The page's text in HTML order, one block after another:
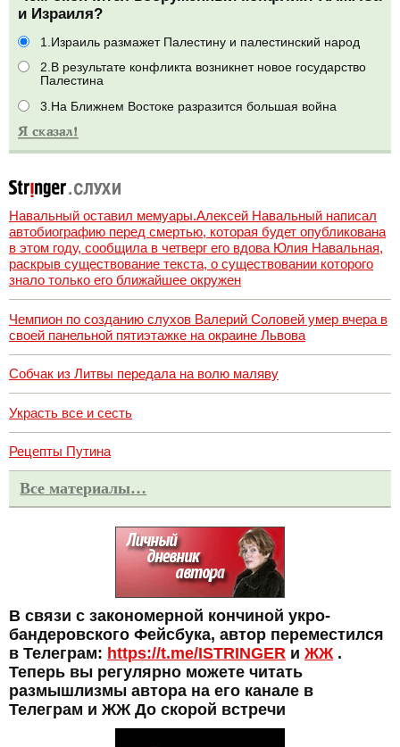
и Израиля?
1.Израиль размажет Палестину и палестинский народ
2.В результате конфликта возникнет новое государство
Палестина
3.На Ближнем Востоке разразится большая война
Навальный оставил мемуары.Алексей Навальный написал
автобиографию перед смертью, которая будет опубликована
в этом году, сообщила в четверг его вдова Юлия Навальная,
раскрыв существование текста, о существовании которого
знало только его ближайшее окружен
Чемпион по созданию слухов Валерий Соловей умер вчера в
своей панельной пятиэтажке на окраине Львова
Собчак из Литвы передала на волю маляву
Украсть все и сесть
Рецепты Путина
Все материалы…
В связи с закономерной кончиной укро-
бандеровского Фейсбука, автор переместился
в Телеграм: https://t.me/ISTRINGER и ЖЖ .
Теперь вы регулярно можете читать
размышлизмы автора на его канале в
Телеграм и ЖЖ До скорой встречи